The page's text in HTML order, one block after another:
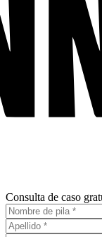
Consulta de caso